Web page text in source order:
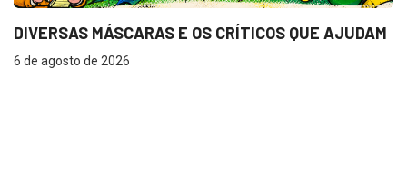
DIVERSAS MÁSCARAS E OS CRÍTICOS QUE AJUDAM
6 de agosto de 2026